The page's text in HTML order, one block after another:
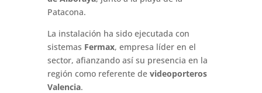
Patacona.
La instalación ha sido ejecutada con
sistemas Fermax, empresa líder en el
sector, afianzando así su presencia en la
región como referente de videoporteros
Valencia.